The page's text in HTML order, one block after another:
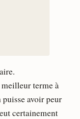
terme à
avoir peur
certainement